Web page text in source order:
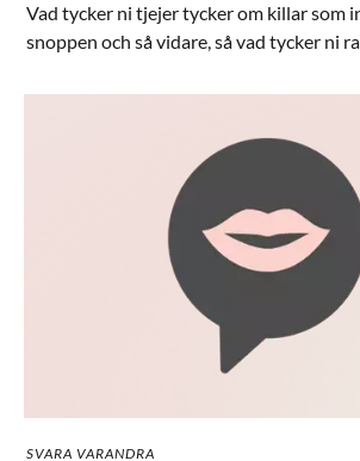
Vad tycker ni tjejer tycker om killar som
snoppen och så vidare, så vad tycker ni
SVARA VARANDRA